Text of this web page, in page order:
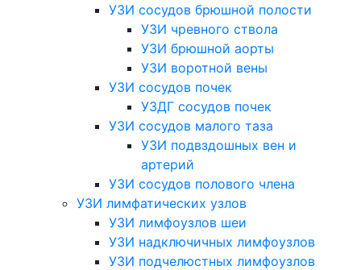
УЗИ сосудов брюшной полости
УЗИ чревного ствола
УЗИ брюшной аорты
УЗИ воротной вены
УЗИ сосудов почек
УЗДГ сосудов почек
УЗИ сосудов малого таза
УЗИ подвздошных вен и
артерий
УЗИ сосудов полового члена
УЗИ лимфатических узлов
УЗИ лимфоузлов шеи
УЗИ надключичных лимфоузлов
УЗИ подчелюстных лимфоузлов